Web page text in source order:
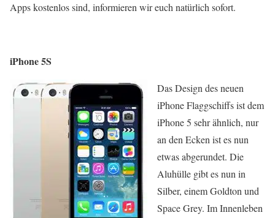
Apps kostenlos sind, informieren wir euch natürlich sofort.
iPhone 5S
Das Design des neuen
iPhone Flaggschiffs ist dem
iPhone 5 sehr ähnlich, nur
an den Ecken ist es nun
etwas abgerundet. Die
Aluhülle gibt es nun in
Silber, einem Goldton und
Space Grey. Im Innenleben